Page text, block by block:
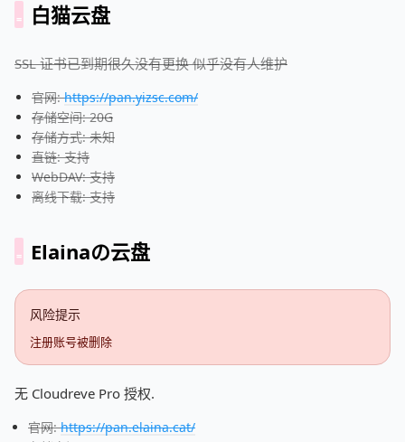
白猫云盘
SSL 证书已到期很久没有更换 似乎没有人维护
官网:https://pan.yizsc.com/
存储空间: 20G
存储方式: 未知
直链: 支持
WebDAV: 支持
离线下载: 支持
Elainaの云盘
风险提示
注册账号被删除
无 Cloudreve Pro 授权.
官网:https://pan.elaina.cat/